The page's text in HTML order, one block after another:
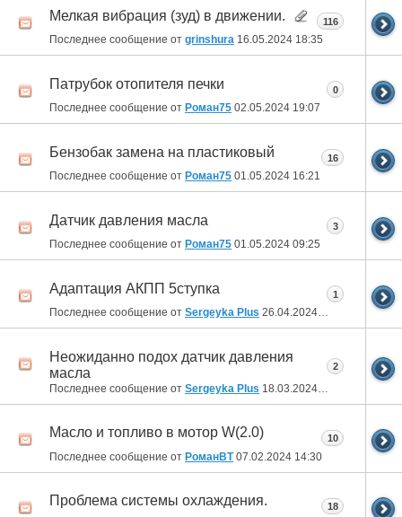
Мелкая вибрация (зуд) в движении.
Последнее сообщение от grinshura 16.05.2024 18:35
116
Патрубок отопителя печки
Последнее сообщение от Роман75 02.05.2024 19:07
0
Бензобак замена на пластиковый
Последнее сообщение от Роман75 01.05.2024 16:21
16
Датчик давления масла
Последнее сообщение от Роман75 01.05.2024 09:25
3
Адаптация АКПП 5ступка
Последнее сообщение от Sergeyka Plus 26.04.2024 01:17
1
Неожиданно подох датчик давления
масла
Последнее сообщение от Sergeyka Plus 18.03.2024
2
Масло и топливо в мотор W(2.0)
Последнее сообщение от РоманВТ07.02.2024 14:30
10
Проблема системы охлаждения. 18